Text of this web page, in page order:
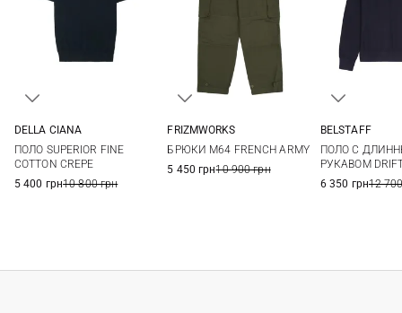
56
58
DELLA CIANA
ПОЛО SUPERIOR FINE
COTTON CREPE
5 400 грн10 800 грн
FRIZMWORKS
БРЮКИ M64 FRENCH ARMY
5 450 грн10 900 грн
3XL
BELSTAFF
ПОЛО С
РУКАВОМ
6 350 грн12